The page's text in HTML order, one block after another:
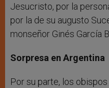
Jesucristo, por la
por la de su augusto
monseñor Ginés García
Sorpresa en Argentina
Por su parte, los